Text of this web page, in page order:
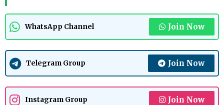
WhatsApp Channel Join Now
Telegram Group Join Now
Instagram Group Join Now